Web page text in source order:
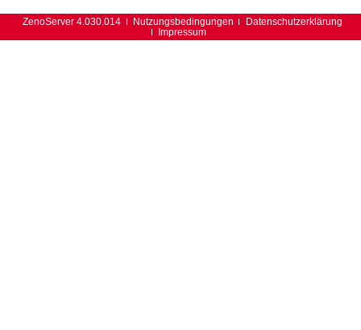
ZenoServer 4.030.014 Nutzungsbedingungen
Datenschutzerklärung
Impressum